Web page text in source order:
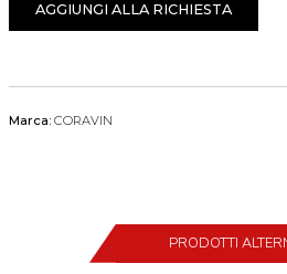
AGGIUNGI ALLA RICHIESTA
Marca: CORAVIN
PRODOTTI